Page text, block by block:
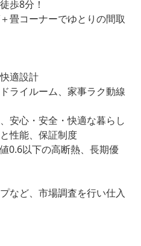
歩8分！
畳コーナーでゆとりの間取
適設計
ライルーム、家事ラク動線
安心・安全・快適な暮らし
性能、保証制度
0.6以下の高断熱、長期優
など、市場調査を行い仕入